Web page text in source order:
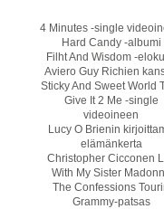
4 Minutes -single
Hard Candy -albumi
Filht And Wisdom -
Aviero Guy Richien
Sticky And Sweet World
Give It 2 Me -single
videoineen
Lucy O Brienin
elämänkerta
Christopher Cicconen
With My Sister
The Confessions
Grammy-patsas